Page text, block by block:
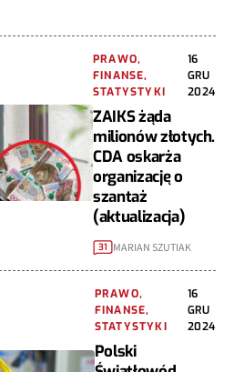
PRAWO,
FINANSE,
STATYSTYKI
16
GRU
2024
ZAIKS żąda
milionów złotych.
CDA oskarża
organizację o
szantaż
(aktualizacja)
31 MARIAN SZUTIAK
PRAWO,
FINANSE,
STATYSTYKI
16
GRU
2024
Polski